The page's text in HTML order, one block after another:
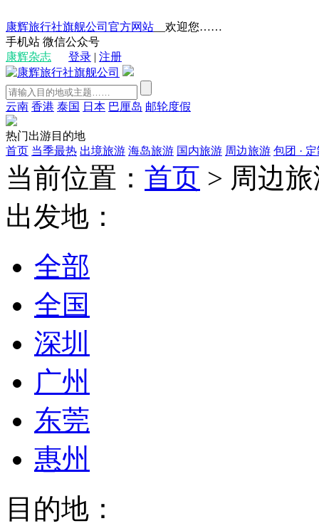
康辉旅行社旗舰公司官方网站 __欢迎您……
手机站 微信公众号
康辉杂志
登录 | 注册
云南 香港 泰国 日本 巴厘岛 邮轮度假
热门出游目的地
首页 当季最热 出境旅游 海岛旅游 国内旅游 周边旅游 包团 ·
当前位置： 首页 > 周边
出发地：
全部
全国
深圳
广州
东莞
惠州
目的地：